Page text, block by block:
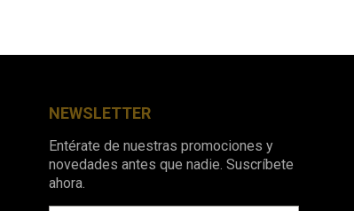
NEWSLETTER
Entérate de nuestras promociones y
novedades antes que nadie. Suscríbete
ahora.